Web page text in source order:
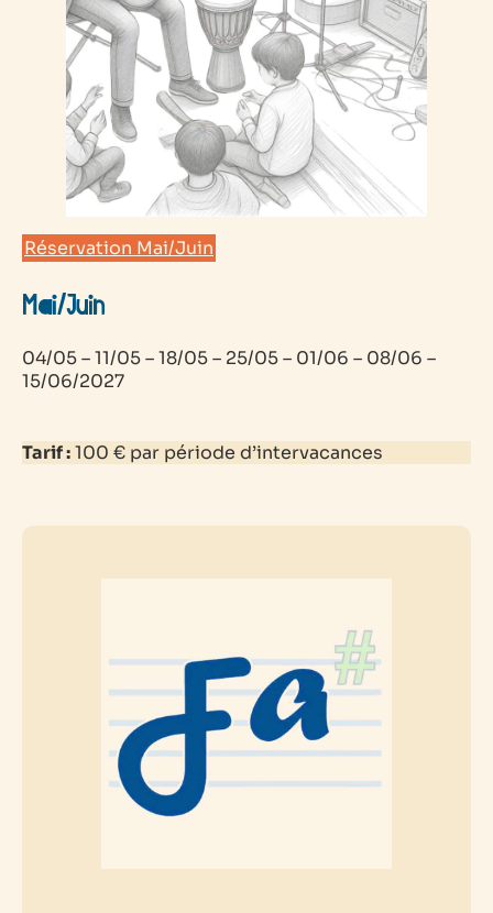
Réservation Mai/Juin
Mai/Juin
04/05 – 11/05 – 18/05 – 25/05 – 01/06 – 08/06 –
15/06/2027
Tarif :100 € par période d’intervacances